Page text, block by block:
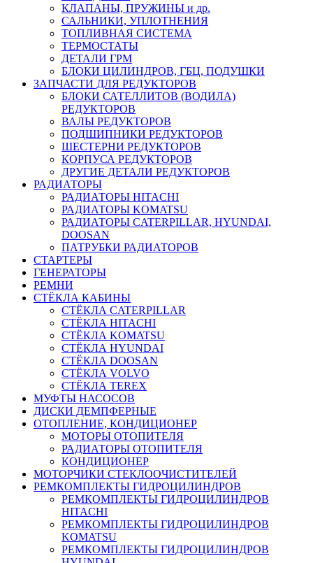
КЛАПАНЫ, ПРУЖИНЫ и др.
САЛЬНИКИ, УПЛОТНЕНИЯ
ТОПЛИВНАЯ СИСТЕМА
ТЕРМОСТАТЫ
ДЕТАЛИ ГРМ
БЛОКИ ЦИЛИНДРОВ, ГБЦ, ПОДУШКИ
ЗАПЧАСТИ ДЛЯ РЕДУКТОРОВ
БЛОКИ САТЕЛЛИТОВ (ВОДИЛА)
РЕДУКТОРОВ
ВАЛЫ РЕДУКТОРОВ
ПОДШИПНИКИ РЕДУКТОРОВ
ШЕСТЕРНИ РЕДУКТОРОВ
КОРПУСА РЕДУКТОРОВ
ДРУГИЕ ДЕТАЛИ РЕДУКТОРОВ
РАДИАТОРЫ
РАДИАТОРЫ HITACHI
РАДИАТОРЫ KOMATSU
РАДИАТОРЫ CATERPILLAR, HYUNDAI,
DOOSAN
ПАТРУБКИ РАДИАТОРОВ
СТАРТЕРЫ
ГЕНЕРАТОРЫ
РЕМНИ
СТЁКЛА КАБИНЫ
СТЁКЛА CATERPILLAR
СТЁКЛА HITACHI
СТЁКЛА KOMATSU
СТЁКЛА HYUNDAI
СТЁКЛА DOOSAN
СТЁКЛА VOLVO
СТЁКЛА TEREX
МУФТЫ НАСОСОВ
ДИСКИ ДЕМПФЕРНЫЕ
ОТОПЛЕНИЕ, КОНДИЦИОНЕР
МОТОРЫ ОТОПИТЕЛЯ
РАДИАТОРЫ ОТОПИТЕЛЯ
КОНДИЦИОНЕР
МОТОРЧИКИ СТЕКЛООЧИСТИТЕЛЕЙ
РЕМКОМПЛЕКТЫ ГИДРОЦИЛИНДРОВ
РЕМКОМПЛЕКТЫ ГИДРОЦИЛИНДРОВ
HITACHI
РЕМКОМПЛЕКТЫ ГИДРОЦИЛИНДРОВ
KOMATSU
РЕМКОМПЛЕКТЫ ГИДРОЦИЛИНДРОВ